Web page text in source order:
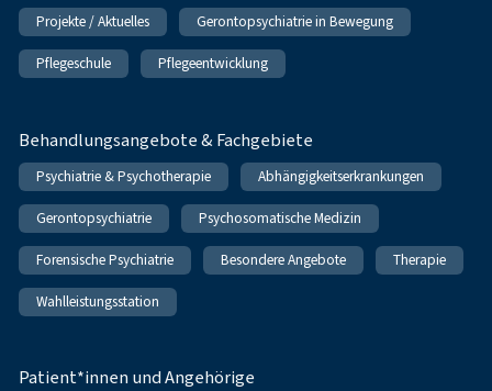
Projekte / Aktuelles Gerontopsychiatrie in Bewegung
Pflegeschule Pflegeentwicklung
Behandlungsangebote & Fachgebiete
Psychiatrie & Psychotherapie Abhängigkeitserkrankungen
Gerontopsychiatrie Psychosomatische Medizin
Forensische Psychiatrie Besondere Angebote Therapie
Wahlleistungsstation
Patient*innen und Angehörige